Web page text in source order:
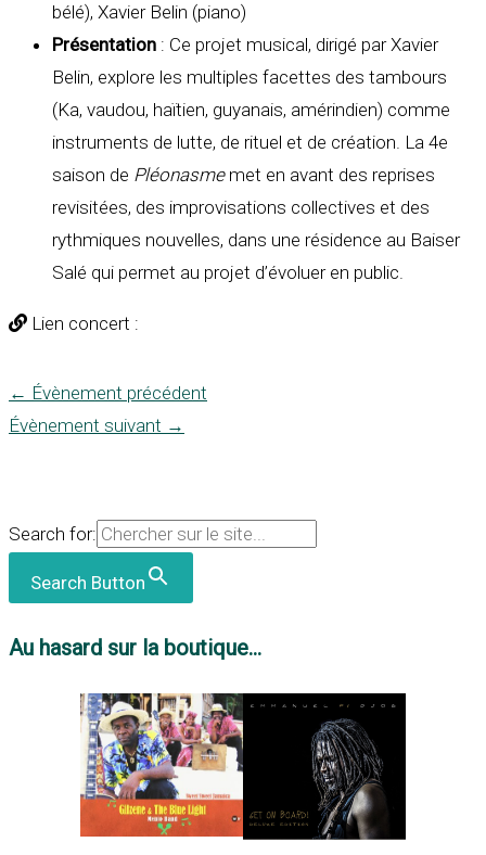
bélé), Xavier Belin (piano)
Présentation : Ce projet musical, dirigé par Xavier
Belin, explore les multiples facettes des tambours
(Ka, vaudou, haïtien, guyanais, amérindien) comme
instruments de lutte, de rituel et de création. La 4e
saison de Pléonasmemet en avant des reprises
revisitées, des improvisations collectives et des
rythmiques nouvelles, dans une résidence au Baiser
Salé qui permet au projet d’évoluer en public.
Lien concert :
← Évènement précédent
Évènement suivant →
Search for:
Search Button
Au hasard sur la boutique...